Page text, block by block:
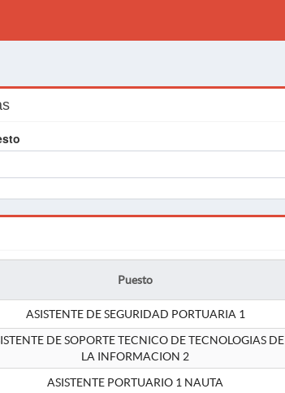
Puesto
ASISTENTE DE SEGURIDAD PORTUARIA 1
DE SOPORTE TECNICO DE TECNOLOGIAS DE
LA INFORMACION 2
ASISTENTE PORTUARIO 1 NAUTA